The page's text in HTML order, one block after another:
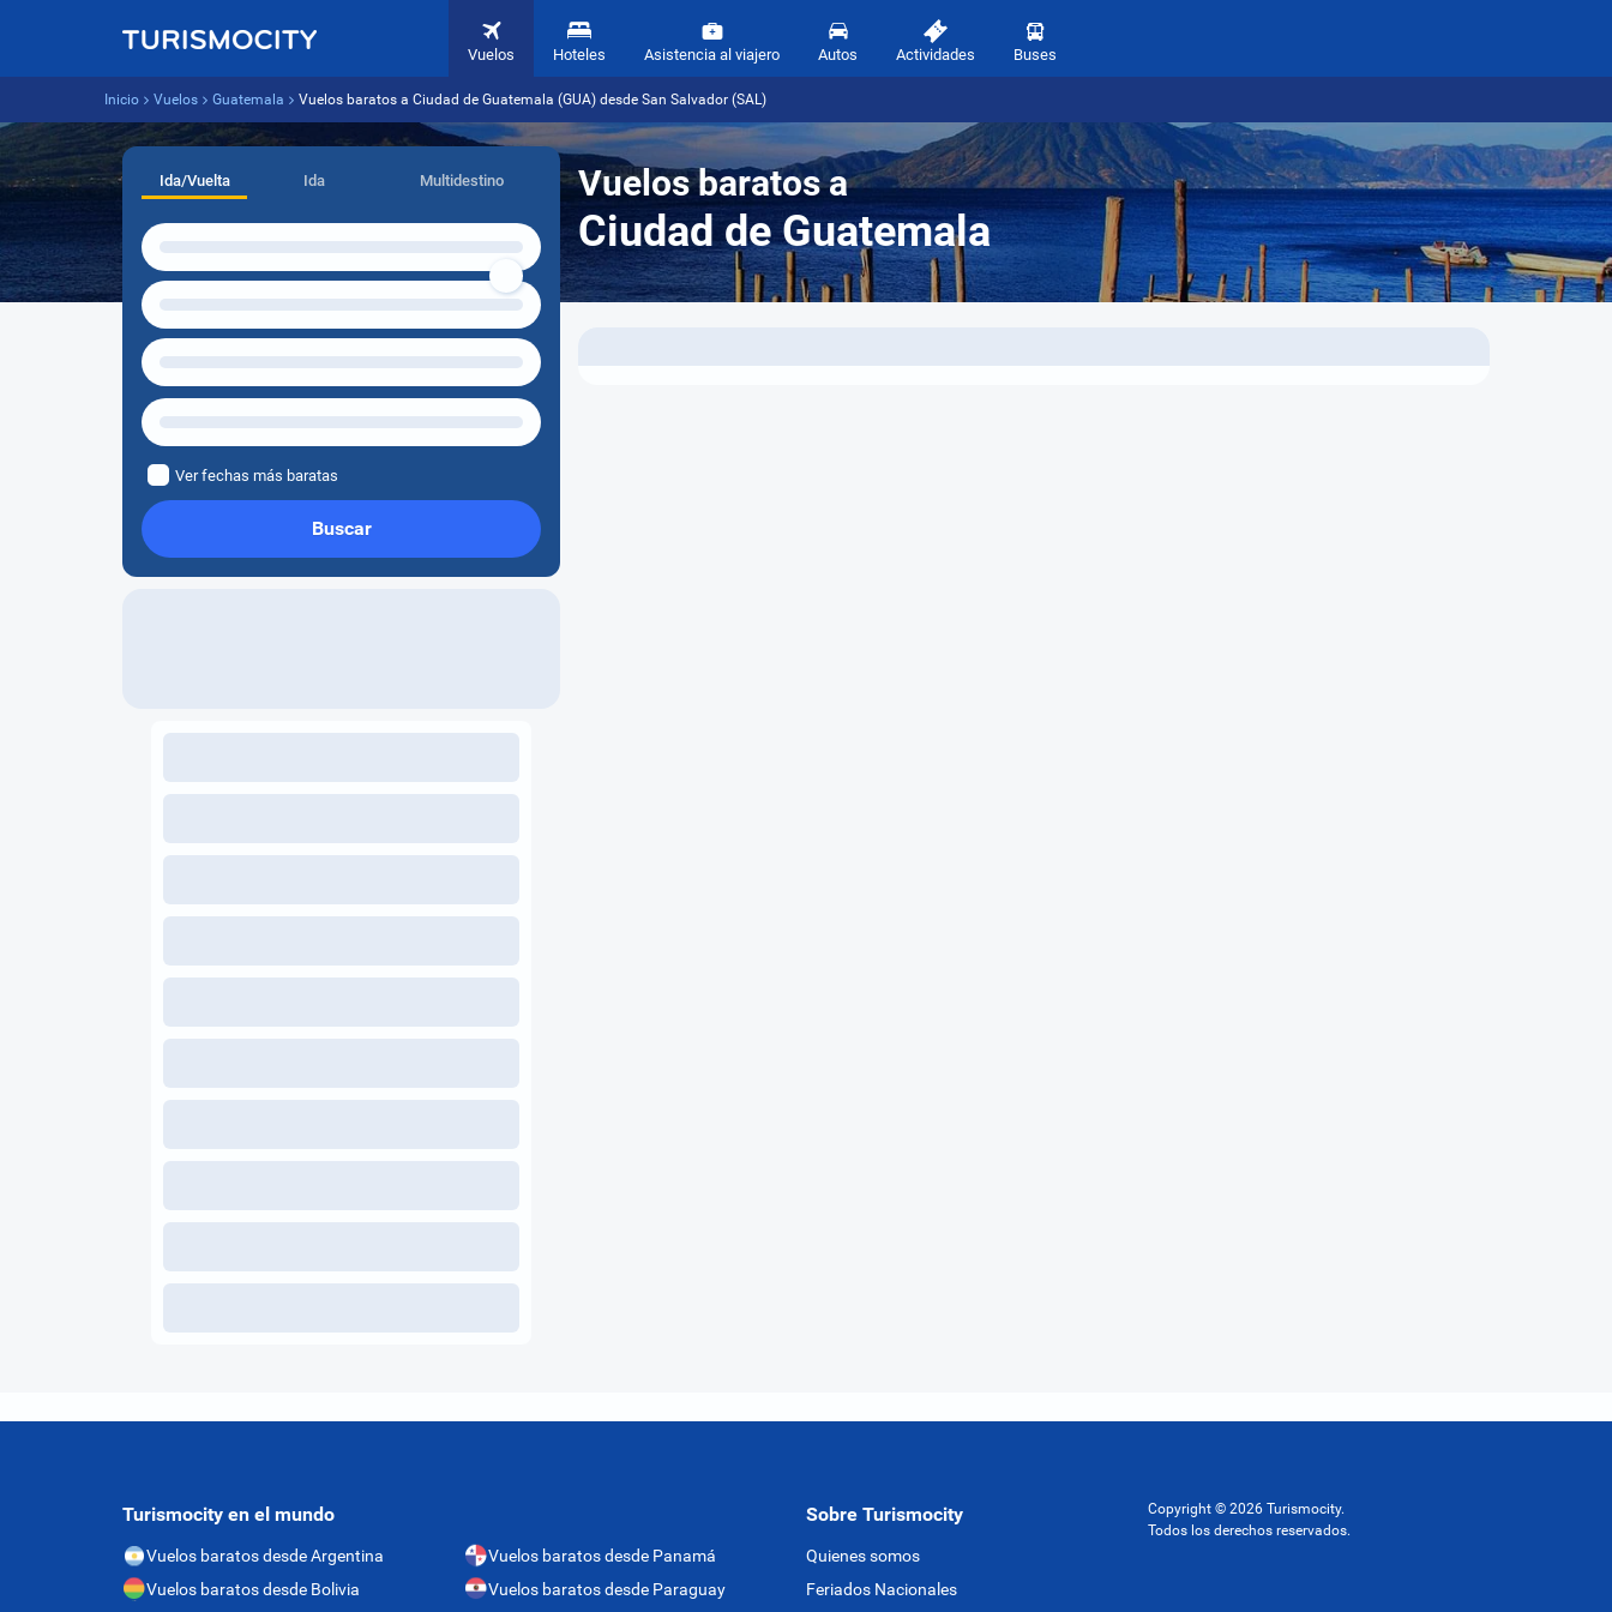
Vuelos Hoteles Asistencia al viajero Autos Actividades Buses
Inicio Vuelos Guatemala Vuelos baratos a Ciudad de Guatemala (GUA) desde San Salvador (SAL)
Vuelos baratos a
Ciudad de Guatemala
Ida/Vuelta Ida Multidestino
Ver fechas más baratas
Buscar
Turismocity en el mundo
Vuelos baratos desde Argentina
Vuelos baratos desde Bolivia
Vuelos baratos desde Panamá
Vuelos baratos desde Paraguay
Sobre Turismocity
Quienes somos
Feriados Nacionales
Copyright © 2026 Turismocity.
Todos los derechos reservados.